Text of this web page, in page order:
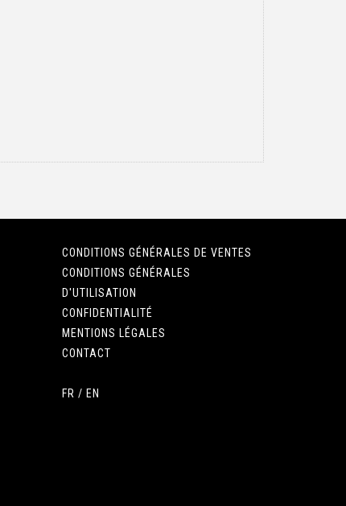
CONDITIONS GÉNÉRALES DE VENTES
CONDITIONS GÉNÉRALES
D'UTILISATION
CONFIDENTIALITÉ
MENTIONS LÉGALES
CONTACT
FR / EN